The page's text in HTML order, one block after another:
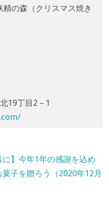
の森（クリスマス焼き
19丁目2－1
に】今年1年の感謝を込め
子を贈ろう（2020年12月